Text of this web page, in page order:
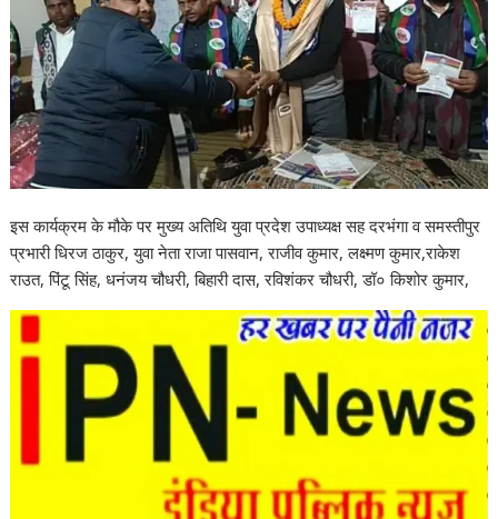
इस कार्यक्रम के मौके पर मुख्य अतिथि युवा प्रदेश उपाध्यक्ष सह दरभंगा व समस्तीपुर
प्रभारी धिरज ठाकुर, युवा नेता राजा पासवान, राजीव कुमार, लक्ष्मण कुमार,राकेश
राउत, पिंटू सिंह, धनंजय चौधरी, बिहारी दास, रविशंकर चौधरी, डॉ० किशोर कुमार,